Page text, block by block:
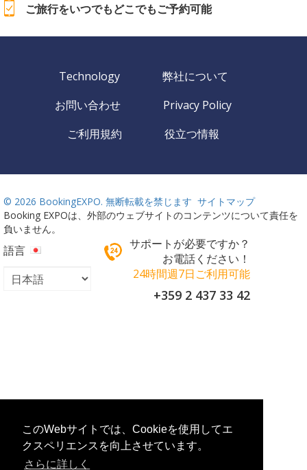
このWebサイトでは、Cookieを使用してエ
クスペリエンスを向上させています。
さらに詳しく
ご旅行をいつでもどこでもご予約可能
Technology
弊社について
お問い合わせ
Privacy Policy
ご利用規約
役立つ情報
© 2026 BookingEXPO. 無断転載を禁じます サイトマップ
Booking EXPOは、外部のウェブサイトのコンテンツについて責任を
負いません。
語言
サポートが必要ですか？
お電話ください！
24時間週7日ご利用可能
+359 2 437 33 42